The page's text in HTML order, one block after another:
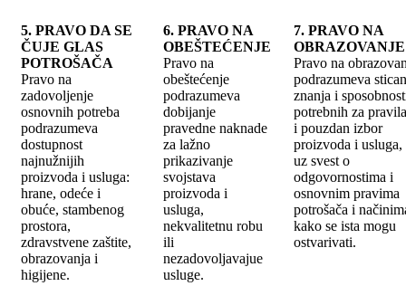
5. PRAVO DA SE
ČUJE GLAS
POTROŠAČA
Pravo na
zadovoljenje
osnovnih potreba
podrazumeva
dostupnost
najnužnijih
proizvoda i usluga:
hrane, odeće i
obuće, stambenog
prostora,
zdravstvene zaštite,
obrazovanja i
higijene.
6. PRAVO NA
OBEŠTEĆENJE
Pravo na
obeštećenje
podrazumeva
dobijanje
pravedne naknade
za lažno
prikazivanje
svojstava
proizvoda i
usluga,
nekvalitetnu robu
ili
nezadovoljavajue
usluge.
7. PRAVO NA
OBRAZOVANJE
Pravo na
podrazumeva
znanja i
potrebnih za
i pouzdan izbor
proizvoda i usluga,
uz svest o
odgovornostima i
osnovnim pravima
potrošača i
kako se ista mogu
ostvarivati.